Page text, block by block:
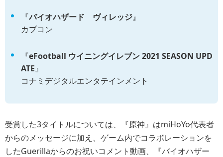
『バイオハザード ヴィレッジ』
カプコン
『eFootball ウイニングイレブン 2021 SEASON UPD
ATE』
コナミデジタルエンタテインメント
受賞した3タイトルについては、『原神』はmiHoYo代表者
からのメッセージに加え、ゲーム内でコラボレーションを
したGuerillaからのお祝いコメント動画、『バイオハザー